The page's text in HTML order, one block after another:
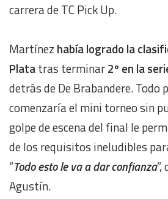
carrera de TC Pick Up.
Martínez había logrado la
Platatras terminar2º en la
detrás de De Brabandere. Todo
comenzaría el mini torneo sin
golpe de escena del final le
de los requisitos ineludibles
“Todo esto le va a dar confianza
Agustín.